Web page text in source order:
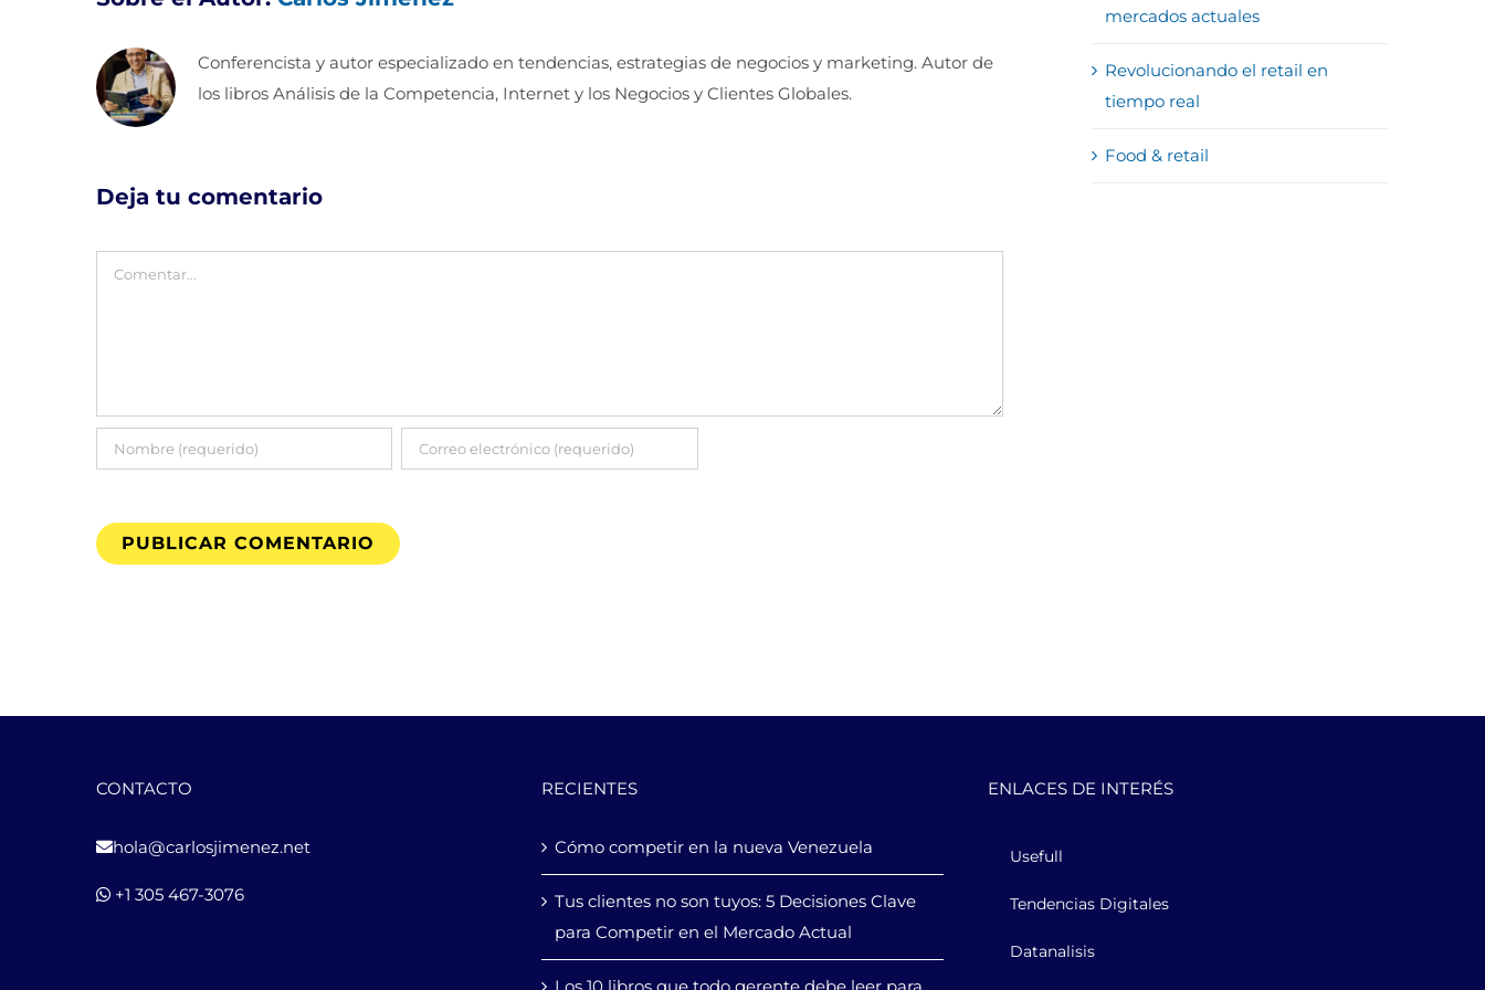
Conferencista y autor especializado en tendencias, estrategias de negocios y marketing. Autor de
los libros Análisis de la Competencia, Internet y los Negocios y Clientes Globales.
Deja tu comentario
Comentar
mercados actuales
Revolucionando el retail en
tiempo real
Food & retail
CONTACTO
hola@carlosjimenez.net
+1 305 467-3076
RECIENTES
Cómo competir en la nueva Venezuela
Tus clientes no son tuyos: 5 Decisiones Clave
para Competir en el Mercado Actual
ENLACES DE INTERÉS
Usefull
Tendencias Digitales
Datanalisis